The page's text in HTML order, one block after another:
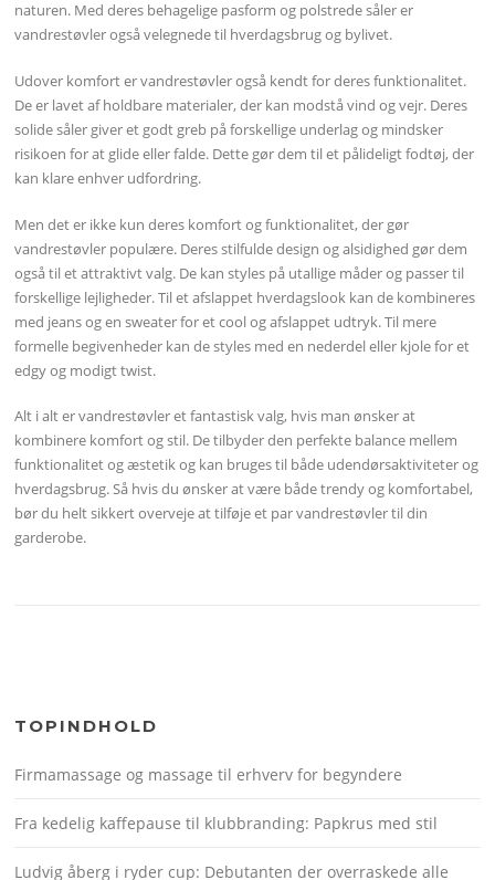
naturen. Med deres behagelige pasform og polstrede såler er
vandrestøvler også velegnede til hverdagsbrug og bylivet.
Udover komfort er vandrestøvler også kendt for deres funktionalitet.
De er lavet af holdbare materialer, der kan modstå vind og vejr. Deres
solide såler giver et godt greb på forskellige underlag og mindsker
risikoen for at glide eller falde. Dette gør dem til et pålideligt fodtøj, der
kan klare enhver udfordring.
Men det er ikke kun deres komfort og funktionalitet, der gør
vandrestøvler populære. Deres stilfulde design og alsidighed gør dem
også til et attraktivt valg. De kan styles på utallige måder og passer til
forskellige lejligheder. Til et afslappet hverdagslook kan de kombineres
med jeans og en sweater for et cool og afslappet udtryk. Til mere
formelle begivenheder kan de styles med en nederdel eller kjole for et
edgy og modigt twist.
Alt i alt er vandrestøvler et fantastisk valg, hvis man ønsker at
kombinere komfort og stil. De tilbyder den perfekte balance mellem
funktionalitet og æstetik og kan bruges til både udendørsaktiviteter og
hverdagsbrug. Så hvis du ønsker at være både trendy og komfortabel,
bør du helt sikkert overveje at tilføje et par vandrestøvler til din
garderobe.
TOPINDHOLD
Firmamassage og massage til erhverv for begyndere
Fra kedelig kaffepause til klubbranding: Papkrus med stil
Ludvig åberg i ryder cup: Debutanten der overraskede alle